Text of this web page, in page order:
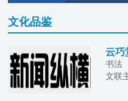
文化品鉴
云巧
书法
文联